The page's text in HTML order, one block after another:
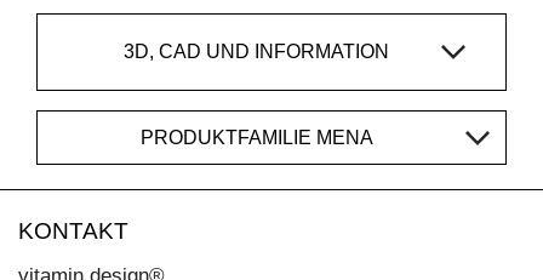
3D, CAD UND INFORMATION
PRODUKTFAMILIE MENA
KONTAKT